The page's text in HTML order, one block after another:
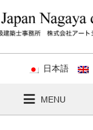
日本語
MENU